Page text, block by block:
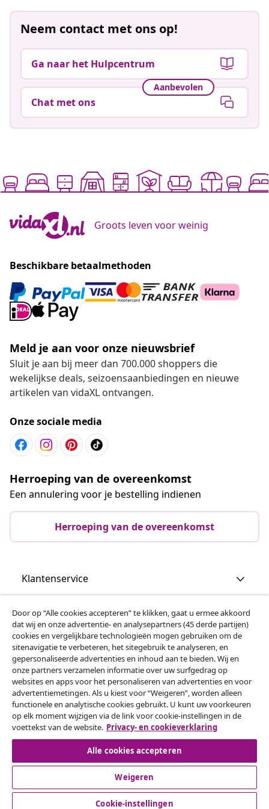
Neem contact met ons op!
Ga naar het Hulpcentrum
Aanbevolen
Chat met ons
Groots leven voor weinig
Beschikbare betaalmethoden
Meld je aan voor onze nieuwsbrief
Sluit je aan bij meer dan 700.000 shoppers die
wekelijkse deals, seizoensaanbiedingen en nieuwe
artikelen van vidaXL ontvangen.
Onze sociale media
Herroeping van de overeenkomst
Een annulering voor je bestelling indienen
Herroeping van de overeenkomst
Klantenservice
Zakelijk
vidaXL
Ontdek meer
© 2008-2026 vidaXL www.vidaxl.nl is een website van vidaXL
Marketplace B.V.
Door op “Alle cookies accepteren” te klikken, gaat u ermee akkoord
dat wij en onze advertentie- en analysepartners (45 derde partijen)
cookies en vergelijkbare technologieën mogen gebruiken om de
sitenavigatie te verbeteren, het sitegebruik te analyseren, en
gepersonaliseerde advertenties en inhoud aan te bieden. Wij en
onze partners verzamelen informatie over uw surfgedrag op
websites en apps voor het personaliseren van advertenties en voor
advertentiemetingen. Als u kiest voor “Weigeren”, worden alleen
functionele en analytische cookies gebruikt. U kunt uw voorkeuren
op elk moment wijzigen via de link voor cookie-instellingen in de
voettekst van de website. Privacy- en cookieverklaring
Alle cookies accepteren
Weigeren
Cookie-instellingen